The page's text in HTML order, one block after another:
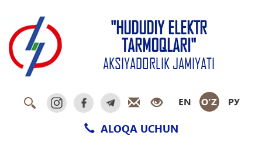
"HUDUDIY ELEKTR
TARMOQLARI"
AKSIYADORLIK JAMIYATI
EN O‘Z РУ
ALOQA UCHUN